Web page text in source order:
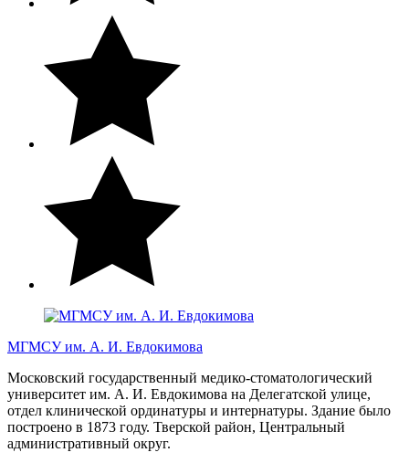
МГМСУ им. А. И. Евдокимова
Московский государственный медико-стоматологический
университет им. А. И. Евдокимова на Делегатской улице,
отдел клинической ординатуры и интернатуры. Здание было
построено в 1873 году. Тверской район, Центральный
административный округ.